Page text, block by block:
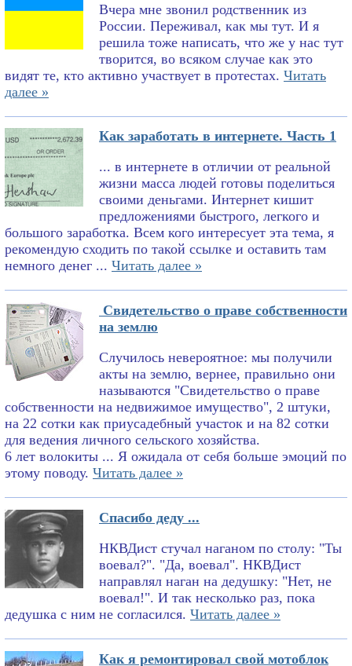
Вчера мне звонил родственник из
России. Переживал, как мы тут. И я
решила тоже написать, что же у нас тут
творится, во всяком случае как это
видят те, кто активно участвует в протестах. Читать
далее »
Как заработать в интернете. Часть 1
... в интернете в отличии от реальной
жизни масса людей готовы поделиться
своими деньгами. Интернет кишит
предложениями быстрого, легкого и
большого заработка. Всем кого интересует эта тема, я
рекомендую сходить по такой ссылке и оставить там
немного денег ... Читать далее »
Свидетельство о праве собственности
на землю
Случилось невероятное: мы получили
акты на землю, вернее, правильно они
называются "Свидетельство о праве
собственности на недвижимое имущество", 2 штуки,
на 22 сотки как приусадебный участок и на 82 сотки
для ведения личного сельского хозяйства.
6 лет волокиты ... Я ожидала от себя больше эмоций по
этому поводу. Читать далее »
Спасибо деду ...
НКВДист стучал наганом по столу: "Ты
воевал?". "Да, воевал". НКВДист
направлял наган на дедушку: "Нет, не
воевал!". И так несколько раз, пока
дедушка с ним не согласился. Читать далее »
Как я ремонтировал свой мотоблок